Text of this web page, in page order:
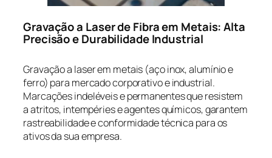
Gravação a Laser de Fibra em Metais: Alta
Precisão e Durabilidade Industrial
Gravação a laser em metais (aço inox, alumínio e
ferro) para mercado corporativo e industrial.
Marcações indeléveis e permanentes que resistem
a atritos, intempéries e agentes químicos, garantem
rastreabilidade e conformidade técnica para os
ativos da sua empresa.